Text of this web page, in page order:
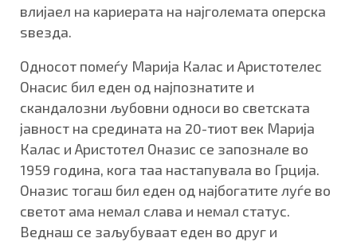
влијаел на кариерата на најголемата оперска
ѕвезда.
Односот помеѓу Марија Калас и Аристотелес
Онасис бил еден од најпознатите и
скандалозни љубовни односи во светската
јавност на средината на 20-тиот век Марија
Калас и Аристотел Оназис се запознале во
1959 година, кога таа настапувала во Грција.
Оназис тогаш бил еден од најбогатите луѓе во
светот ама немал слава и немал статус.
Веднаш се заљубуваат еден во друг и